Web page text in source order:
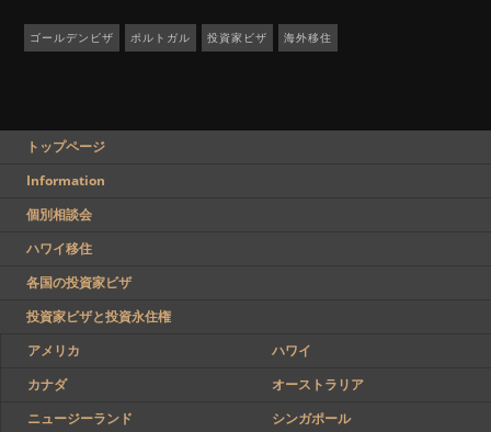
ゴールデンビザ ポルトガル 投資家ビザ 海外移住
トップページ
Information
個別相談会
ハワイ移住
各国の投資家ビザ
投資家ビザと投資永住権
アメリカ
ハワイ
カナダ
オーストラリア
ニュージーランド
シンガポール